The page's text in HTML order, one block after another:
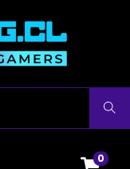
Buscar
0